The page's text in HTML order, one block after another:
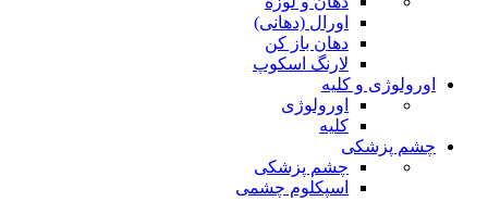
اورال (دهانی)
دهان باز کن
لارنگ اسکوپ
اورولوژی و کلیه
اورولوژی
کلیه
چشم پزشکی
چشم پزشکی
اسپکلوم چشمی